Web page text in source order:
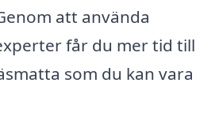
att använda
får du mer tid till
som du kan vara